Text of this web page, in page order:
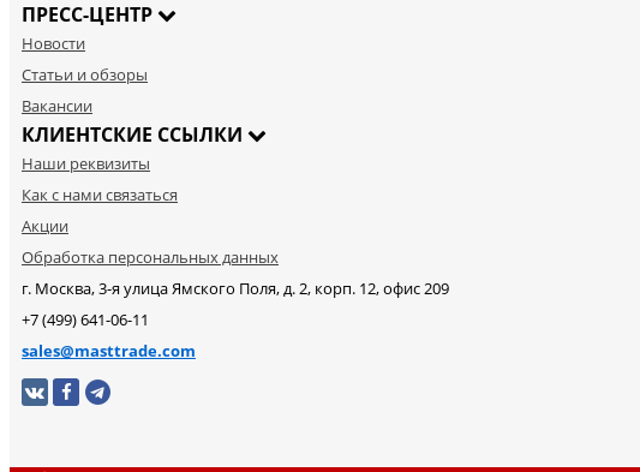
ПРЕСС-ЦЕНТР
Новости
Статьи и обзоры
Вакансии
КЛИЕНТСКИЕ ССЫЛКИ
Наши реквизиты
Как с нами связаться
Акции
Обработка персональных данных
г. Москва, 3-я улица Ямского Поля, д. 2, корп. 12, офис 209
+7 (499) 641-06-11
sales@masttrade.com